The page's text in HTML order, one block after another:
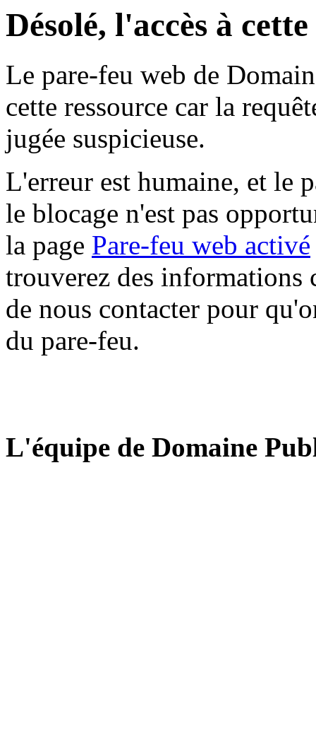
Désolé, l'accès à
Le pare-feu web de
cette ressource car la
jugée suspicieuse.
L'erreur est humaine, et le
le blocage n'est pas
la page Pare-feu web activé
trouverez des informations
de nous contacter pour
du pare-feu.
L'équipe de Domaine